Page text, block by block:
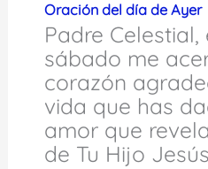
Oración del día de Ayer
Padre Celestial,
sábado me
corazón
vida que has
amor que
de Tu Hijo